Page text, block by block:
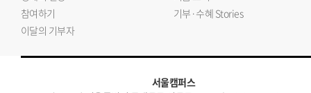
참여하기
기부·수혜 Stories
이달의 기부자
서울캠퍼스